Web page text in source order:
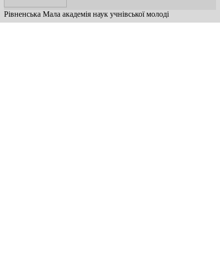
Рівненська Мала академія наук учнівської молоді